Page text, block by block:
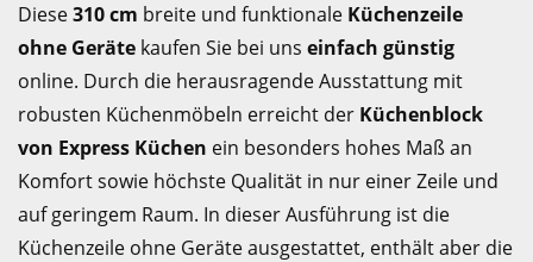
Diese310 cm breite und funktionale Küchenzeile
ohne Geräte kaufen Sie bei uns einfach günstig
online. Durch die herausragende Ausstattung mit
robusten Küchenmöbeln erreicht der Küchenblock
von Express Küchen ein besonders hohes Maß an
Komfort sowie höchste Qualität in nur einer Zeile und
auf geringem Raum. In dieser Ausführung ist die
Küchenzeile ohne Geräte ausgestattet, enthält aber die